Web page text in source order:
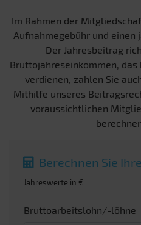
Im Rahmen der
Aufnahmegebühr und
Der Jahresbeitrag
Bruttojahreseinkommen,
verdienen, zahlen Sie
Mithilfe unseres
voraussichtlichen
Berechnen Sie
Jahreswerte in €
Bruttoarbeitslohn/-löhne